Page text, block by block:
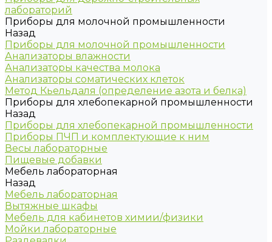
лабораторий
Приборы для молочной промышленности
Назад
Приборы для молочной промышленности
Анализаторы влажности
Анализаторы качества молока
Анализаторы соматических клеток
Метод Кьельдаля (определение азота и белка)
Приборы для хлебопекарной промышленности
Назад
Приборы для хлебопекарной промышленности
Приборы ПЧП и комплектующие к ним
Весы лабораторные
Пищевые добавки
Мебель лабораторная
Назад
Мебель лабораторная
Вытяжные шкафы
Мебель для кабинетов химии/физики
Мойки лабораторные